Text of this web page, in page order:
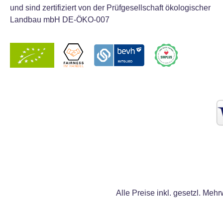
und sind zertifiziert von der Prüfgesellschaft ökologischer
Landbau mbH DE-ÖKO-007
Alle Preise inkl. gesetzl.